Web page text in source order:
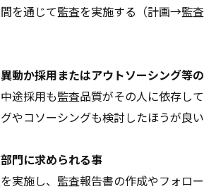
を通じて監査を実施する（計画→
動か採用またはアウトソーシング等
途採用も監査品質がその人に依存し
やコソーシングも検討したほうが良
門に求められる事
実施し、監査報告書の作成やフォロ